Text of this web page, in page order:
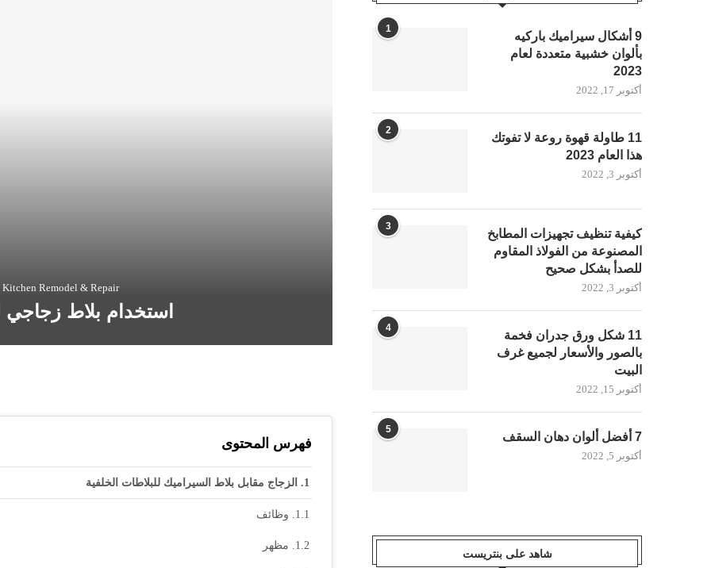
Kitchen Remodel & Repair
استخدام بلاط زجاجي
فهرس المحتوى
الزجاج مقابل بلاط السيراميك للبلاطات الخلفية
وظائف
مظهر
1
9 أشكال سيراميك باركيه
بألوان خشبية متعددة لعام
2023
أكتوبر 17, 2022
2
11 طاولة قهوة روعة لا تفوتك
هذا العام 2023
أكتوبر 3, 2022
3
كيفية تنظيف تجهيزات المطابخ
المصنوعة من الفولاذ المقاوم
للصدأ بشكل صحيح
أكتوبر 3, 2022
4
11 شكل ورق جدران فخمة
بالصور والأسعار لجميع غرف
البيت
أكتوبر 15, 2022
5
7 أفضل ألوان دهان السقف
أكتوبر 5, 2022
شاهد على بنتريست